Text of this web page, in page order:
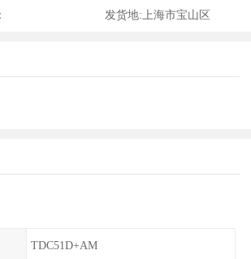
发货地: 上海市宝山区
TDC51D+AM